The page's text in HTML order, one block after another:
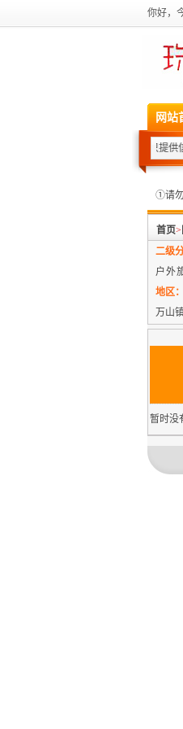
你好，
网站
请勿在此发布违法信息！②本站只提供信
①请勿
首页>
二级
户外
地区：
万山
暂时没